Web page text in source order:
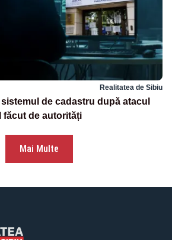
Realitatea de Sibiu
de cadastru după atacul
făcut de autorități
Mai Multe